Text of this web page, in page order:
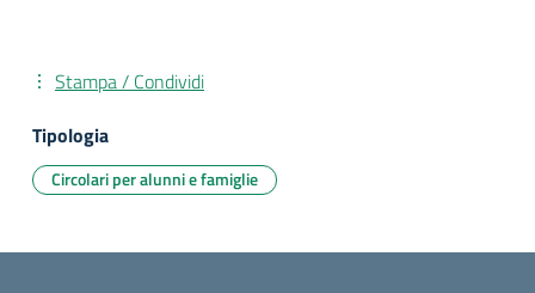
Stampa / Condividi
Tipologia
Circolari per alunni e famiglie